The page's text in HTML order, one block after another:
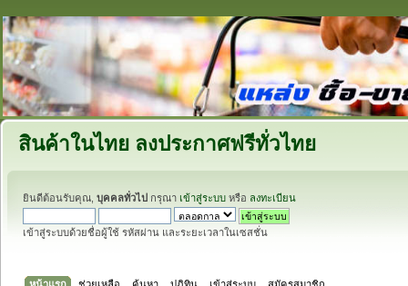
สินค้าในไทย ลงประกาศฟรีทั่วไทย
ยินดีต้อนรับคุณ, บุคคลทั่วไป กรุณา เข้าสู่ระบบ หรือ ลงทะเบียน
เข้าสู่ระบบด้วยชื่อผู้ใช้ รหัสผ่าน และระยะเวลาในเซสชั่น